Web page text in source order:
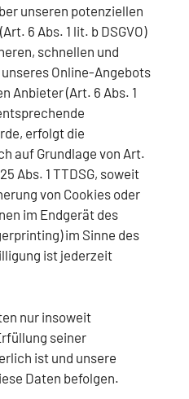
unseren potenziellen
6 Abs. 1 lit. b DSGVO)
schnellen und
Online-Angebots
Anbieter (Art. 6 Abs. 1
erfolgt die
auf Grundlage von Art.
Abs. 1 TTDSG, soweit
von Cookies oder
im Endgerät des
im Sinne des
ist jederzeit
nur insoweit
seiner
ist und unsere
Daten befolgen.